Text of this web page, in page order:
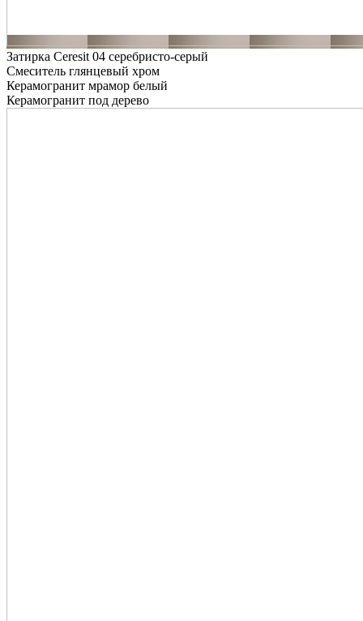
Затирка Ceresit 04 серебристо-серый
Смеситель глянцевый хром
Керамогранит мрамор белый
Керамогранит под дерево